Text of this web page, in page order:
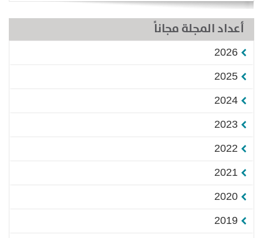
أعداد المجلة مجاناً
2026
2025
2024
2023
2022
2021
2020
2019